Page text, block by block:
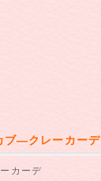
ブ―クレーカーデ
カーデ